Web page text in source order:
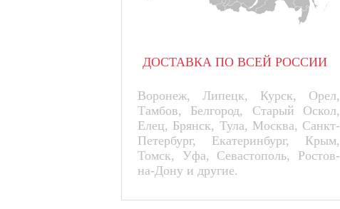
ДОСТАВКА ПО ВСЕЙ РОССИИ
Воронеж, Липецк, Курск, Орел,
Тамбов, Белгород, Старый Оскол,
Елец, Брянск, Тула, Москва, Санкт-
Петербург, Екатеринбург, Крым,
Томск, Уфа, Севастополь, Ростов-
на-Дону и другие.